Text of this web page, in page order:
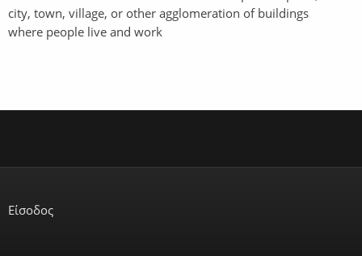
city, town, village, or other agglomeration of buildings
where people live and work
Είσοδος